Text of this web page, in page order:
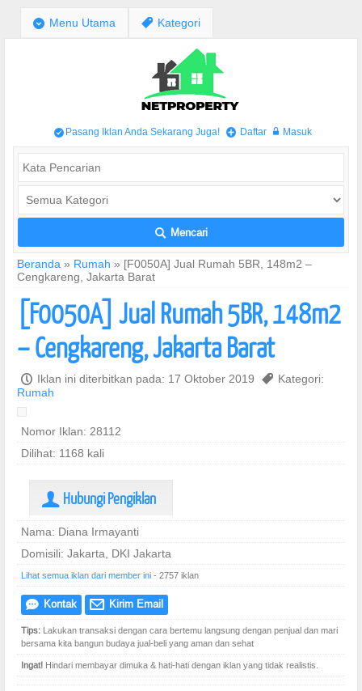
; Menu Utama , Kategori
/ Pasang Iklan Anda Sekarang Juga! + Daftar w Masuk
L Mencari
Beranda » Rumah » [F0050A] Jual Rumah 5BR, 148m2 –
Cengkareng, Jakarta Barat
[F0050A] Jual Rumah 5BR, 148m2
– Cengkareng, Jakarta Barat
P Iklan ini diterbitkan pada: 17 Oktober 2019 , Kategori:
Rumah
Nomor Iklan: 28112
Dilihat: 1168 kali
U Hubungi Pengiklan
Nama: Diana Irmayanti
Domisili: Jakarta, DKI Jakarta
Lihat semua iklan dari member ini - 2757 iklan
e Kontak @ Kirim Email
Tips: Lakukan transaksi dengan cara bertemu langsung dengan penjual dan mari
bersama kita bangun budaya jual-beli yang aman dan sehat
Ingat! Hindari membayar dimuka & hati-hati dengan iklan yang tidak realistis.